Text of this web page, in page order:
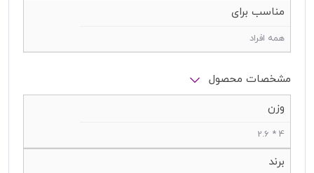
مناسب برای
همه افراد
مشخصات محصول
وزن
4 * 2.6
برند